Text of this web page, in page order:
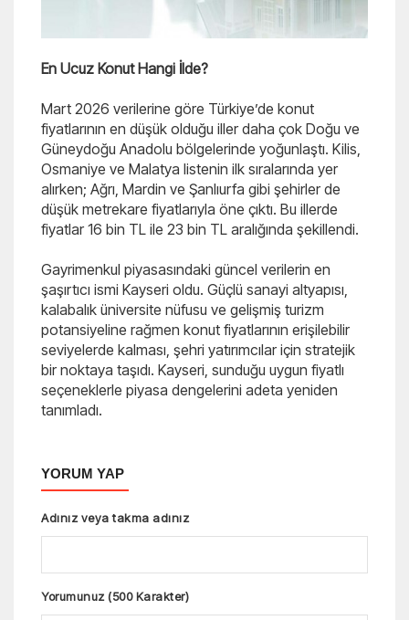
En Ucuz Konut Hangi İlde?
Mart 2026 verilerine göre Türkiye’de konut
fiyatlarının en düşük olduğu iller daha çok Doğu ve
Güneydoğu Anadolu bölgelerinde yoğunlaştı. Kilis,
Osmaniye ve Malatya listenin ilk sıralarında yer
alırken; Ağrı, Mardin ve Şanlıurfa gibi şehirler de
düşük metrekare fiyatlarıyla öne çıktı. Bu illerde
fiyatlar 16 bin TL ile 23 bin TL aralığında şekillendi.
Gayrimenkul piyasasındaki güncel verilerin en
şaşırtıcı ismi Kayseri oldu. Güçlü sanayi altyapısı,
kalabalık üniversite nüfusu ve gelişmiş turizm
potansiyeline rağmen konut fiyatlarının erişilebilir
seviyelerde kalması, şehri yatırımcılar için stratejik
bir noktaya taşıdı. Kayseri, sunduğu uygun fiyatlı
seçeneklerle piyasa dengelerini adeta yeniden
tanımladı.
YORUM YAP
Adınız veya takma adınız
Yorumunuz (500 Karakter)